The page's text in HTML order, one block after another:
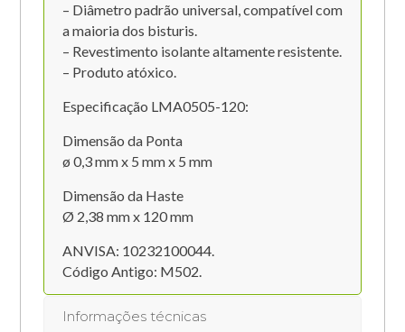
– Diâmetro padrão universal, compatível com
a maioria dos bisturis.
– Revestimento isolante altamente resistente.
– Produto atóxico.
Especificação LMA0505-120:
Dimensão da Ponta
ø 0,3 mm x 5 mm x 5 mm
Dimensão da Haste
Ø 2,38 mm x 120 mm
ANVISA: 10232100044.
Código Antigo: M502.
Informações técnicas